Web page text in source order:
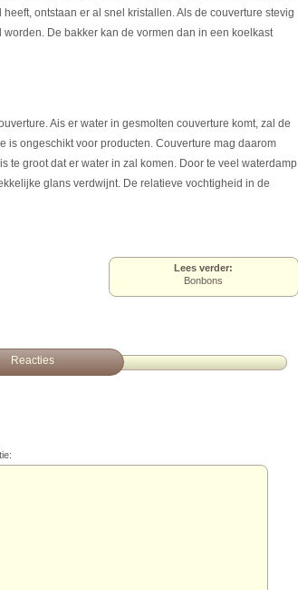
ontstaan er al snel kristallen. Als de couverture stevig
De bakker kan de vormen dan in een koelkast
Ais er water in gesmolten couverture komt, zal de
is ongeschikt voor producten. Couverture mag daarom
te groot dat er water in zal komen. Door te veel waterdamp
glans verdwijnt. De relatieve vochtigheid in de
Lees verder:
Bonbons
Reacties